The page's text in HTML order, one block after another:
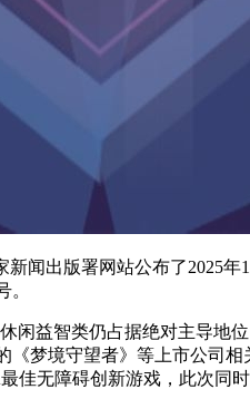
出版署网站公布了2025年
。
益智类仍占据绝对主导地
梦境守望者》等上市公司
无障碍创新游戏，此次同